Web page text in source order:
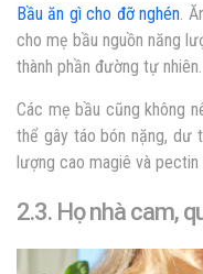
Bầu ăn gì cho đỡ nghén.
cho mẹ bầu nguồn năng
thành phần đường tự nhiên.
Các mẹ bầu cũng không
thể gây táo bón nặng, dư
lượng cao magiê và
2.3. Họ nhà cam,